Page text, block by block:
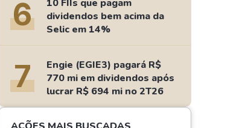
6
10 FIIs que pagam
dividendos bem acima da
Selic em 14%
7
Engie (EGIE3) pagará R$
770 mi em dividendos após
lucrar R$ 694 mi no 2T26